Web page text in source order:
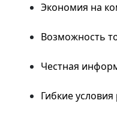
Экономия на
Возможность
Честная
Гибкие условия